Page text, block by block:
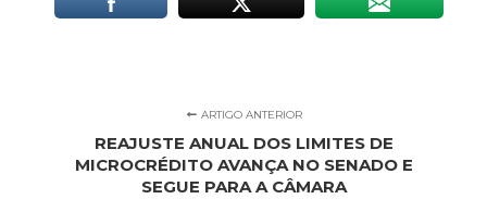
ARTIGO ANTERIOR
REAJUSTE ANUAL DOS LIMITES DE
MICROCRÉDITO AVANÇA NO SENADO E
SEGUE PARA A CÂMARA